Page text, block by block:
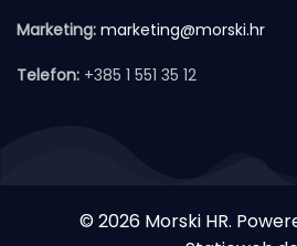
Marketing: marketing@morski.hr
Telefon: +385 1 551 35 12
© 2026 Morski HR.